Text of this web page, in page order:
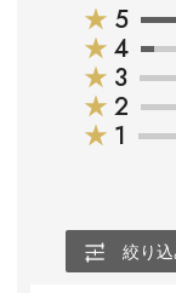
★ 5
★ 4
★ 3
★ 2
★ 1
絞り込